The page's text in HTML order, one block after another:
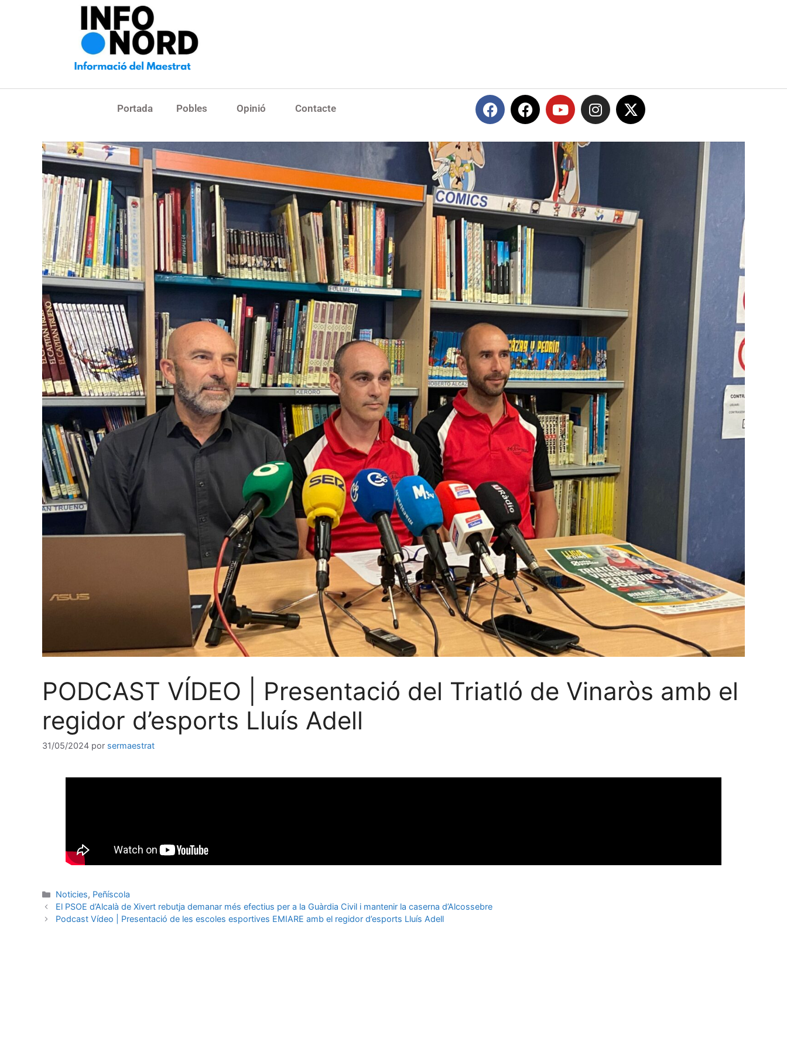
Portada Pobles Opinió Contacte
PODCAST VÍDEO | Presentació del Triatló de Vinaròs amb el
regidor d’esports Lluís Adell
31/05/2024 por sermaestrat
Noticies, Peñíscola
El PSOE d’Alcalà de Xivert rebutja demanar més efectius per a la Guàrdia Civil i mantenir la caserna d’Alcossebre
Podcast Vídeo | Presentació de les escoles esportives EMIARE amb el regidor d’esports Lluís Adell